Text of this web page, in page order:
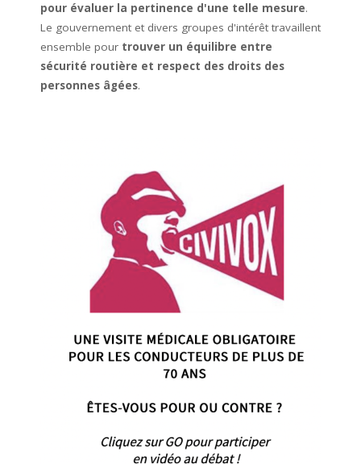
pour évaluer la pertinence d'une telle mesure.
Le gouvernement et divers groupes d'intérêt travaillent
ensemble pour trouver un équilibre entre
sécurité routière et respect des droits des
personnes âgées.